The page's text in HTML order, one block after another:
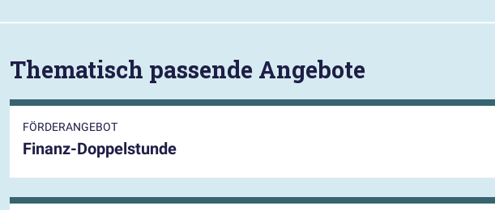
Thematisch passende Angebote
FÖRDERANGEBOT
Finanz-Doppelstunde